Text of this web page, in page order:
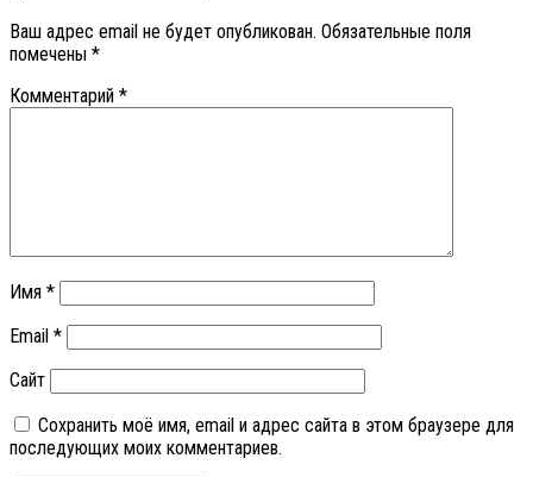
Ваш адрес email не будет опубликован. Обязательные поля
помечены *
Комментарий *
Имя *
Email *
Сайт
Сохранить моё имя, email и адрес сайта в этом браузере для
последующих моих комментариев.